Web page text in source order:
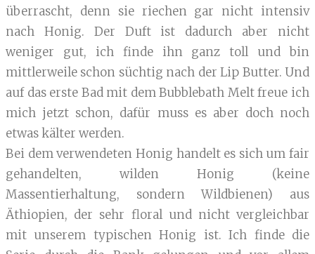
überrascht, denn sie riechen gar nicht intensiv
nach Honig. Der Duft ist dadurch aber nicht
weniger gut, ich finde ihn ganz toll und bin
mittlerweile schon süchtig nach der Lip Butter. Und
auf das erste Bad mit dem Bubblebath Melt freue ich
mich jetzt schon, dafür muss es aber doch noch
etwas kälter werden.
Bei dem verwendeten Honig handelt es sich um fair
gehandelten, wilden Honig (keine
Massentierhaltung, sondern Wildbienen) aus
Äthiopien, der sehr floral und nicht vergleichbar
mit unserem typischen Honig ist. Ich finde die